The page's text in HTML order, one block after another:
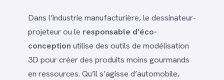
Dans l’industrie manufacturière, le dessinateur-
projeteur ou le responsable d’éco-
conception utilise des outils de modélisation
3D pour créer des produits moins gourmands
en ressources. Qu’il s’agisse d’automobile,